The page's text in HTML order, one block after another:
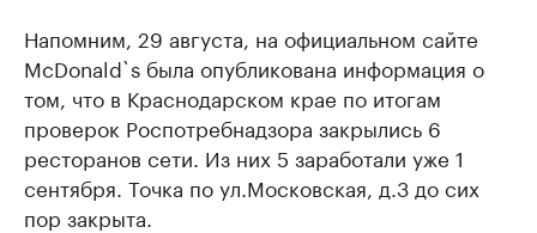
Напомним, 29 августа, на официальном сайте
McDonald`s была опубликована информация о
том, что в Краснодарском крае по итогам
проверок Роспотребнадзора закрылись 6
ресторанов сети. Из них 5 заработали уже 1
сентября. Точка по ул.Московская, д.3 до сих
пор закрыта.